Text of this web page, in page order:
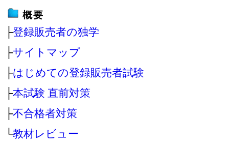
概要
├登録販売者の独学
├サイトマップ
├はじめての登録販売者試験
├本試験 直前対策
├不合格者対策
└教材レビュー